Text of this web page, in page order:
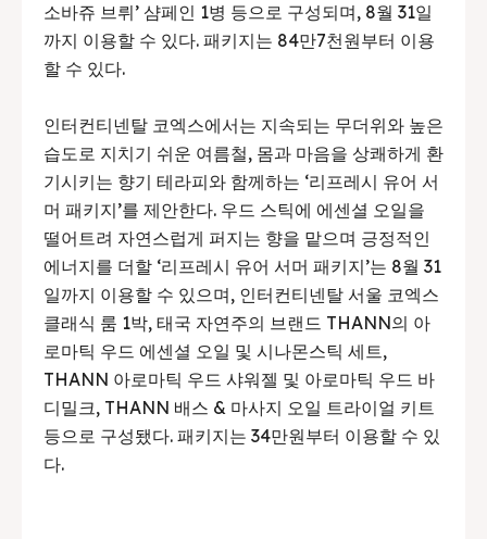
소바쥬 브뤼’ 샴페인 1병 등으로 구성되며, 8월 31일
까지 이용할 수 있다. 패키지는 84만7천원부터 이용
할 수 있다.
인터컨티넨탈 코엑스에서는 지속되는 무더위와 높은
습도로 지치기 쉬운 여름철, 몸과 마음을 상쾌하게 환
기시키는 향기 테라피와 함께하는 ‘리프레시 유어 서
머 패키지’를 제안한다. 우드 스틱에 에센셜 오일을
떨어트려 자연스럽게 퍼지는 향을 맡으며 긍정적인
에너지를 더할 ‘리프레시 유어 서머 패키지’는 8월 31
일까지 이용할 수 있으며, 인터컨티넨탈 서울 코엑스
클래식 룸 1박, 태국 자연주의 브랜드 THANN의 아
로마틱 우드 에센셜 오일 및 시나몬스틱 세트,
THANN 아로마틱 우드 샤워젤 및 아로마틱 우드 바
디밀크, THANN 배스 & 마사지 오일 트라이얼 키트
등으로 구성됐다. 패키지는 34만원부터 이용할 수 있
다.